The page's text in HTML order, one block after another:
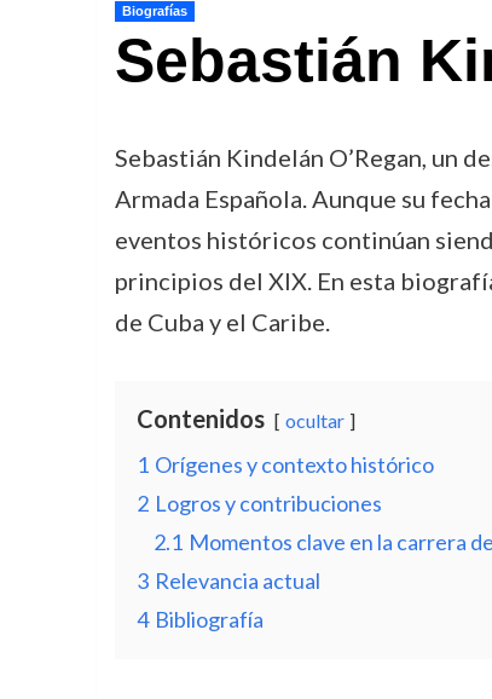
Biografías
Sebastián
Sebastián Kindelán O’Regan, un
Armada Española. Aunque su
eventos históricos continúan
principios del XIX. En esta
de Cuba y el Caribe.
Contenidos ocultar
1 Orígenes y contexto histórico
2 Logros y contribuciones
2.1 Momentos clave en la carrera
3 Relevancia actual
4 Bibliografía